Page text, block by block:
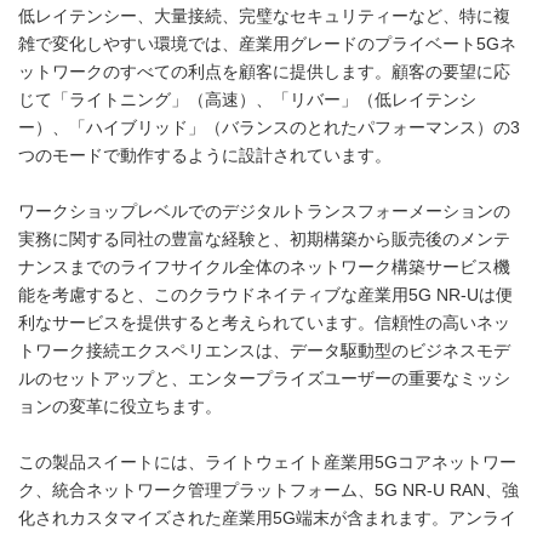
低レイテンシー、大量接続、完璧なセキュリティーなど、特に複
雑で変化しやすい環境では、産業用グレードのプライベート5Gネ
ットワークのすべての利点を顧客に提供します。顧客の要望に応
じて「ライトニング」（高速）、「リバー」（低レイテンシ
ー）、「ハイブリッド」（バランスのとれたパフォーマンス）の3
つのモードで動作するように設計されています。
ワークショップレベルでのデジタルトランスフォーメーションの
実務に関する同社の豊富な経験と、初期構築から販売後のメンテ
ナンスまでのライフサイクル全体のネットワーク構築サービス機
能を考慮すると、このクラウドネイティブな産業用5G NR-Uは便
利なサービスを提供すると考えられています。信頼性の高いネッ
トワーク接続エクスペリエンスは、データ駆動型のビジネスモデ
ルのセットアップと、エンタープライズユーザーの重要なミッシ
ョンの変革に役立ちます。
この製品スイートには、ライトウェイト産業用5Gコアネットワー
ク、統合ネットワーク管理プラットフォーム、5G NR-U RAN、強
化されカスタマイズされた産業用5G端末が含まれます。アンライ